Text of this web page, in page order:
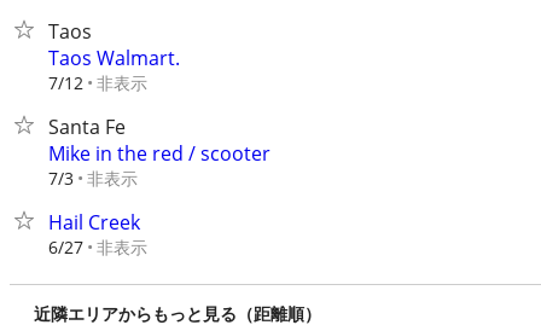
Taos
Taos Walmart.
7/12 非表示
Santa Fe
Mike in the red / scooter
7/3 非表示
Hail Creek
6/27 非表示
近隣エリアからもっと見る（距離順）